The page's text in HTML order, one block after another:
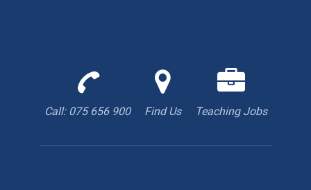
Call: 075 656 900
toFind Us
with
Teaching Jobs